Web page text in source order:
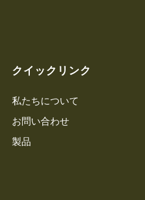
クイックリンク
私たちについて
お問い合わせ
製品